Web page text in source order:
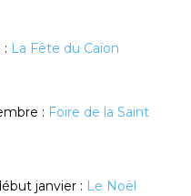
La Fête du Caïon
: Foire de la Saint
janvier : Le Noël